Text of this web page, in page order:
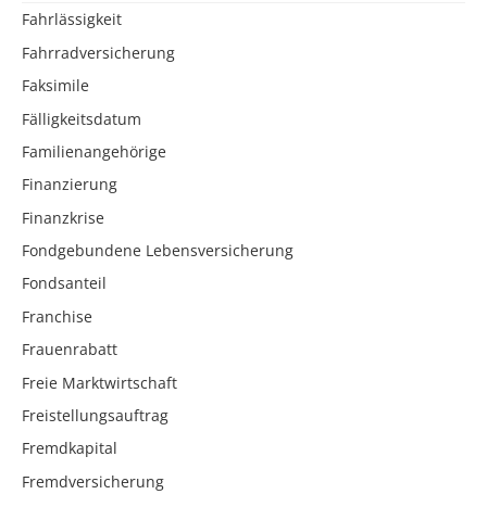
Fahrlässigkeit
Fahrradversicherung
Faksimile
Fälligkeitsdatum
Familienangehörige
Finanzierung
Finanzkrise
Fondgebundene Lebensversicherung
Fondsanteil
Franchise
Frauenrabatt
Freie Marktwirtschaft
Freistellungsauftrag
Fremdkapital
Fremdversicherung